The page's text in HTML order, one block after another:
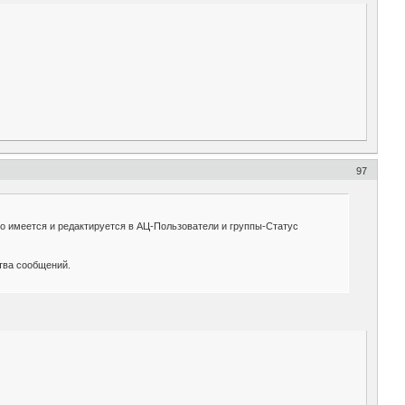
97
имеется и редактируется в АЦ-Пользователи и группы-Статус
сообщений.